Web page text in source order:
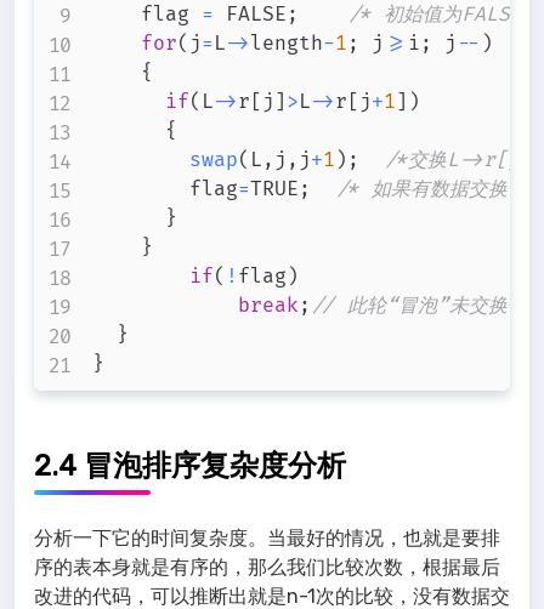
		flag
= FALSE ;
/* 初始值为FALSE
for( j= L->length-1 ; j >= i ; j -- )
{
if( L->r [ j ] >L->r [ j+1 ] )
{
swap( L , j , j+1 ) ;
/*交换L->r[j]
				flag
=TRUE ;
/* 如果有数据交换
}
}
if( ! flag )
break ; // 此轮“冒泡”未交换任
}
}
2.4 冒泡排序复杂度分析
分析一下它的时间复杂度。当最好的情况，也就是要排
序的表本身就是有序的，那么我们比较次数，根据最后
改进的代码，可以推断出就是n-1次的比较，没有数据交